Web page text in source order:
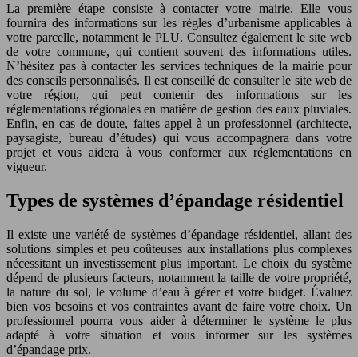
La première étape consiste à contacter votre mairie. Elle vous
fournira des informations sur les règles d’urbanisme applicables à
votre parcelle, notamment le PLU. Consultez également le site web
de votre commune, qui contient souvent des informations utiles.
N’hésitez pas à contacter les services techniques de la mairie pour
des conseils personnalisés. Il est conseillé de consulter le site web de
votre région, qui peut contenir des informations sur les
réglementations régionales en matière de gestion des eaux pluviales.
Enfin, en cas de doute, faites appel à un professionnel (architecte,
paysagiste, bureau d’études) qui vous accompagnera dans votre
projet et vous aidera à vous conformer aux réglementations en
vigueur.
Types de systèmes d’épandage résidentiel
Il existe une variété de systèmes d’épandage résidentiel, allant des
solutions simples et peu coûteuses aux installations plus complexes
nécessitant un investissement plus important. Le choix du système
dépend de plusieurs facteurs, notamment la taille de votre propriété,
la nature du sol, le volume d’eau à gérer et votre budget. Évaluez
bien vos besoins et vos contraintes avant de faire votre choix. Un
professionnel pourra vous aider à déterminer le système le plus
adapté à votre situation et vous informer sur les systèmes
d’épandage prix.